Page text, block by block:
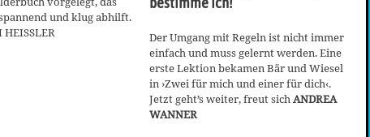
und klug abhilft.
Der Umgang mit Regeln ist nicht immer
einfach und muss gelernt werden. Eine
erste Lektion bekamen Bär und Wiesel
in ›Zwei für mich und einer für dich‹.
Jetzt geht’s weiter, freut sichANDREA
WANNER